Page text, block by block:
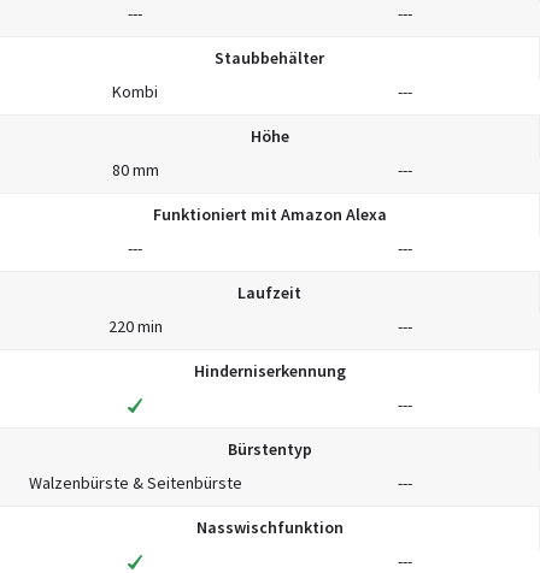
---
---
Staubbehälter
Kombi
---
Höhe
80 mm
---
Funktioniert mit Amazon Alexa
---
---
Laufzeit
220 min
---
Hinderniserkennung
---
Bürstentyp
Walzenbürste & Seitenbürste
---
Nasswischfunktion
---